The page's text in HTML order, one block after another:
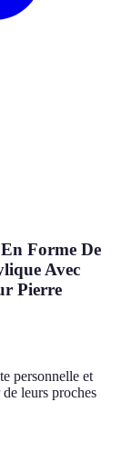
Forme De
Avec
Pierre
personnelle et
leurs proches